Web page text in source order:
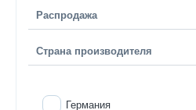
Распродажа
Страна производителя
Германия